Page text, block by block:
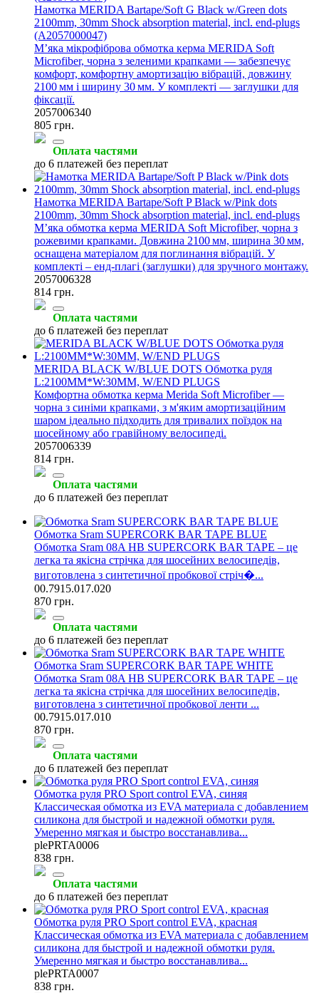
Намотка MERIDA Bartape/Soft G Black w/Green dots
2100mm, 30mm Shock absorption material, incl. end-plugs
(A2057000047)
М’яка мікрофіброва обмотка керма MERIDA Soft
Microfiber, чорна з зеленими крапками — забезпечує
комфорт, комфортну амортизацію вібрацій, довжину
2100 мм і ширину 30 мм. У комплекті — заглушки для
фіксації.
2057006340
805 грн.
Оплата частями
до 6 платежей без переплат
Намотка MERIDA Bartape/Soft P Black w/Pink dots
2100mm, 30mm Shock absorption material, incl. end-plugs
М’яка обмотка керма MERIDA Soft Microfiber, чорна з
рожевими крапками. Довжина 2100 мм, ширина 30 мм,
оснащена матеріалом для поглинання вібрацій. У
комплекті – енд‑плагі (заглушки) для зручного монтажу.
2057006328
814 грн.
Оплата частями
до 6 платежей без переплат
MERIDA BLACK W/BLUE DOTS Обмотка руля
L:2100MM*W:30MM, W/END PLUGS
Комфортна обмотка керма Merida Soft Microfiber —
чорна з синіми крапками, з м'яким амортизаційним
шаром ідеально підходить для тривалих поїздок на
шосейному або гравійному велосипеді.
2057006339
814 грн.
Оплата частями
до 6 платежей без переплат
Обмотка Sram SUPERCORK BAR TAPE BLUE
Обмотка Sram 08A HB SUPERCORK BAR TAPE – це
легка та якісна стрічка для шосейних велосипедів,
виготовлена з синтетичної пробкової стріч�...
00.7915.017.020
870 грн.
Оплата частями
до 6 платежей без переплат
Обмотка Sram SUPERCORK BAR TAPE WHITE
Обмотка Sram 08A HB SUPERCORK BAR TAPE – це
легка та якісна стрічка для шосейних велосипедів,
виготовлена з синтетичної пробкової ленти ...
00.7915.017.010
870 грн.
Оплата частями
до 6 платежей без переплат
Обмотка руля PRO Sport control EVA, синяя
Классическая обмотка из EVA материала с добавлением
силикона для быстрой и надежной обмотки руля.
Умеренно мягкая и быстро восстанавлива...
plePRTA0006
838 грн.
Оплата частями
до 6 платежей без переплат
Обмотка руля PRO Sport control EVA, красная
Классическая обмотка из EVA материала с добавлением
силикона для быстрой и надежной обмотки руля.
Умеренно мягкая и быстро восстанавлива...
plePRTA0007
838 грн.